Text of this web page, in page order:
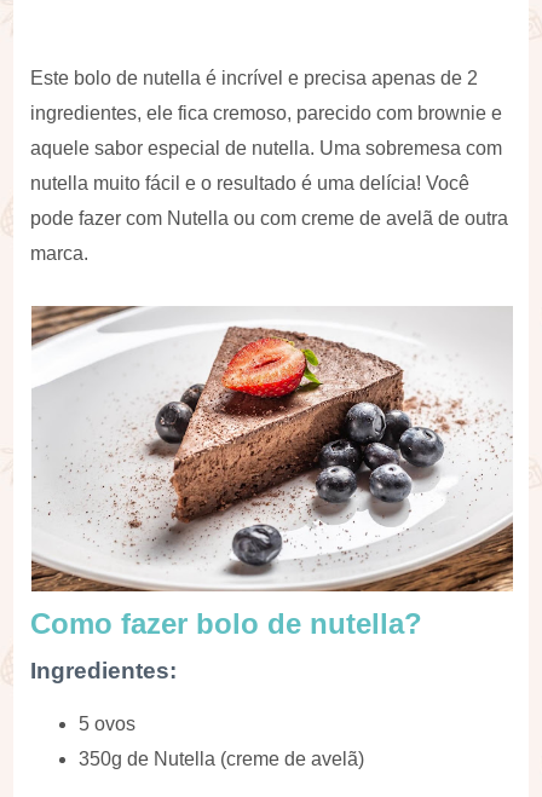
Este bolo de nutella é incrível e precisa apenas de 2
ingredientes, ele fica cremoso, parecido com brownie e
aquele sabor especial de nutella. Uma sobremesa com
nutella muito fácil e o resultado é uma delícia! Você
pode fazer com Nutella ou com creme de avelã de outra
marca.
Como fazer bolo de nutella?
Ingredientes:
5 ovos
350g de Nutella (creme de avelã)